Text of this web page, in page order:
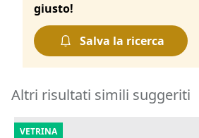
giusto!
Salva la ricerca
Altri risultati simili suggeriti
VETRINA